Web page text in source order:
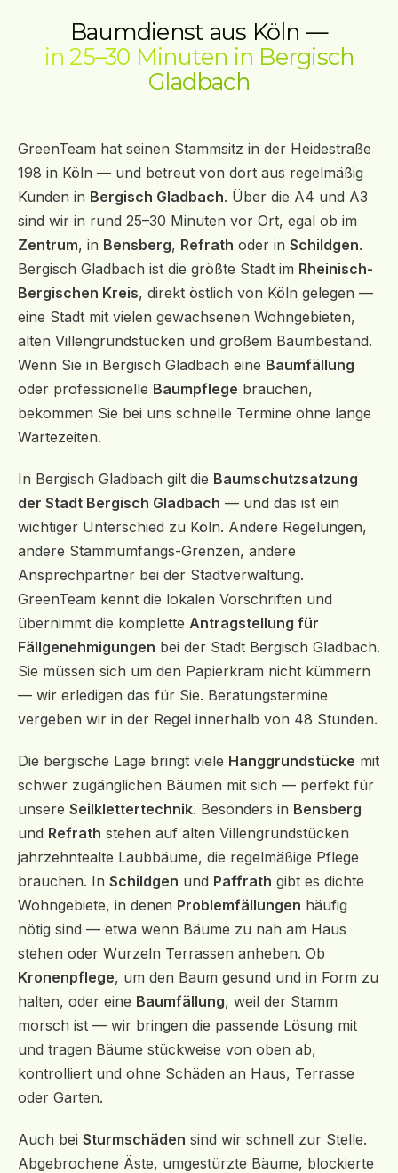
Baumdienst aus Köln —
in 25–30 Minuten in Bergisch
Gladbach
GreenTeam hat seinen Stammsitz in der Heidestraße
198 in Köln — und betreut von dort aus regelmäßig
Kunden in Bergisch Gladbach. Über die A4 und A3
sind wir in rund 25–30 Minuten vor Ort, egal ob im
Zentrum, in Bensberg, Refrath oder in Schildgen.
Bergisch Gladbach ist die größte Stadt im Rheinisch-
Bergischen Kreis, direkt östlich von Köln gelegen —
eine Stadt mit vielen gewachsenen Wohngebieten,
alten Villengrundstücken und großem Baumbestand.
Wenn Sie in Bergisch Gladbach eine Baumfällung
oder professionelle Baumpflege brauchen,
bekommen Sie bei uns schnelle Termine ohne lange
Wartezeiten.
In Bergisch Gladbach gilt die Baumschutzsatzung
der Stadt Bergisch Gladbach — und das ist ein
wichtiger Unterschied zu Köln. Andere Regelungen,
andere Stammumfangs-Grenzen, andere
Ansprechpartner bei der Stadtverwaltung.
GreenTeam kennt die lokalen Vorschriften und
übernimmt die komplette Antragstellung für
Fällgenehmigungen bei der Stadt Bergisch Gladbach.
Sie müssen sich um den Papierkram nicht kümmern
— wir erledigen das für Sie. Beratungstermine
vergeben wir in der Regel innerhalb von 48 Stunden.
Die bergische Lage bringt viele Hanggrundstücke mit
schwer zugänglichen Bäumen mit sich — perfekt für
unsere Seilklettertechnik. Besonders in Bensberg
und Refrath stehen auf alten Villengrundstücken
jahrzehntealte Laubbäume, die regelmäßige Pflege
brauchen. In Schildgen und Paffrath gibt es dichte
Wohngebiete, in denen Problemfällungen häufig
nötig sind — etwa wenn Bäume zu nah am Haus
stehen oder Wurzeln Terrassen anheben. Ob
Kronenpflege, um den Baum gesund und in Form zu
halten, oder eine Baumfällung, weil der Stamm
morsch ist — wir bringen die passende Lösung mit
und tragen Bäume stückweise von oben ab,
kontrolliert und ohne Schäden an Haus, Terrasse
oder Garten.
Auch bei Sturmschäden sind wir schnell zur Stelle.
Abgebrochene Äste, umgestürzte Bäume, blockierte